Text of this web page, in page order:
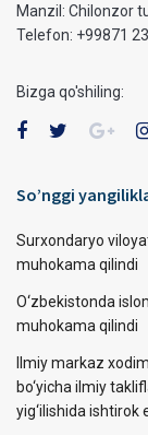
Manzil: Chilonzor
Telefon: +99871
Bizga qo'shiling:
So’nggi
Surxondaryo
muhokama qilindi
O‘zbekistonda
muhokama qilindi
Ilmiy markaz
bo‘yicha ilmiy
yig‘ilishida ishtirok